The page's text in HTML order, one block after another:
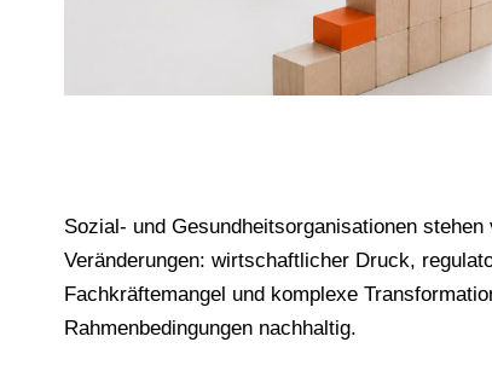
Sozial- und Gesundheitsorganisationen
Veränderungen: wirtschaftlicher Druck,
Fachkräftemangel und komplexe
Rahmenbedingungen nachhaltig.